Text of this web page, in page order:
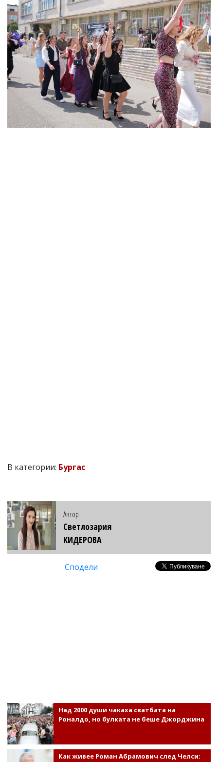
В категории: Бургас
Автор
Светлозария
КИДЕРОВА
Сподели
Над 2000 души чакаха сватбата на
Роналдо, но булката не беше Джорджина
Как живее Роман Абрамович след Челси: